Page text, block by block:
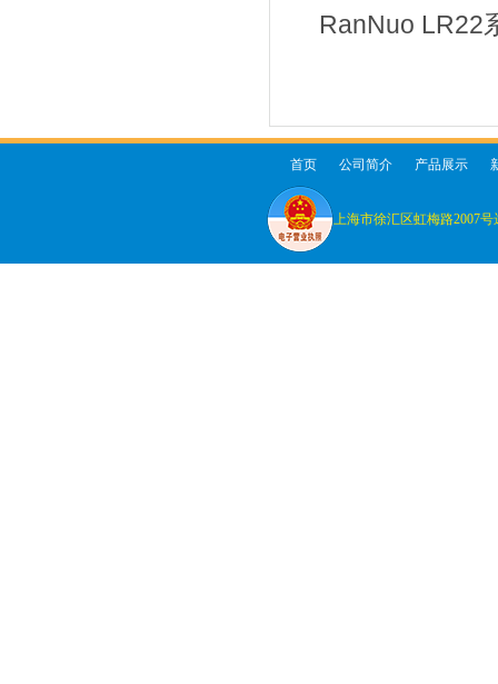
RanNuo LR22
首页 公司简介 产品展示
上海市徐汇区虹梅路2007